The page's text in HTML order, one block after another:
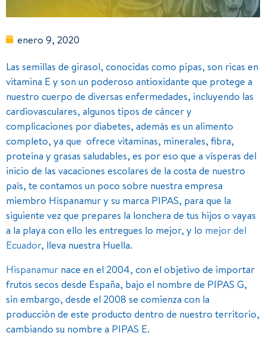
enero 9, 2020
Las semillas de girasol, conocidas como pipas, son ricas en
vitamina E y son un poderoso antioxidante que protege a
nuestro cuerpo de diversas enfermedades, incluyendo las
cardiovasculares, algunos tipos de cáncer y
complicaciones por diabetes, además es un alimento
completo, ya que ofrece vitaminas, minerales, fibra,
proteína y grasas saludables, es por eso que a vísperas del
inicio de las vacaciones escolares de la costa de nuestro
país, te contamos un poco sobre nuestra empresa
miembro Hispanamur y su marca PIPAS, para que la
siguiente vez que prepares la lonchera de tus hijos o vayas
a la playa con ello les entregues lo mejor, y lo mejor del
Ecuador, lleva nuestra Huella.
Hispanamur nace en el 2004, con el objetivo de importar
frutos secos desde España, bajo el nombre de PIPAS G,
sin embargo, desde el 2008 se comienza con la
producción de este producto dentro de nuestro territorio,
cambiando su nombre a PIPAS E.